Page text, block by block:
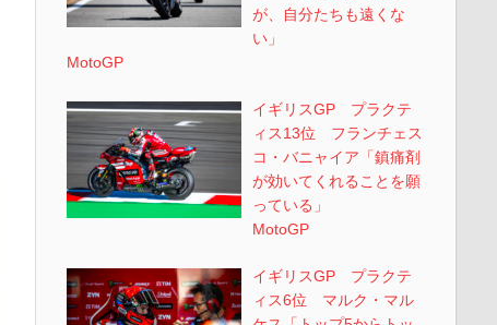
が、自分たちも遠くな
い」
MotoGP
イギリスGP プラクテ
ィス13位 フランチェス
コ・バニャイア「鎮痛剤
が効いてくれることを願
っている」
MotoGP
イギリスGP プラクテ
ィス6位 マルク・マル